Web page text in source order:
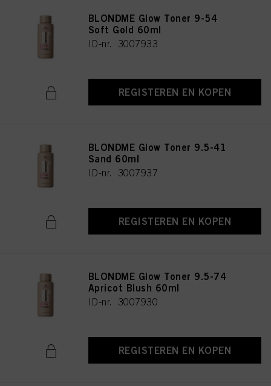
BLONDME Glow Toner 9-54
Soft Gold 60ml
ID-nr. 3007933
REGISTEREN EN KOPEN
BLONDME Glow Toner 9.5-41
Sand 60ml
ID-nr. 3007937
REGISTEREN EN KOPEN
BLONDME Glow Toner 9.5-74
Apricot Blush 60ml
ID-nr. 3007930
REGISTEREN EN KOPEN